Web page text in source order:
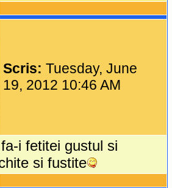
Scris:Tuesday, June
19, 2012 10:46 AM
i fetitei gustul si
si fustite